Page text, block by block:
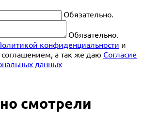
Обязательно.
Обязательно.
конфиденциальности и
а так же даю Согласие
данных
смотрели